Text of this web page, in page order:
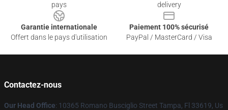
pays
delivery
Garantie internationale
Offert dans le pays d'utilisation
Paiement 100% sécurisé
PayPal / MasterCard / Visa
Contactez-nous
Our Head Office: 10365 Romano Busciglio Street Tampa, Fl 33619, Us